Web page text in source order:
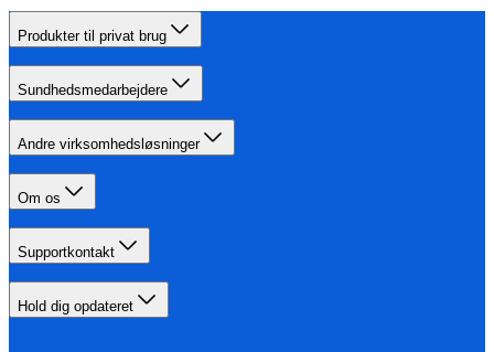
Produkter til privat brug
Sundhedsmedarbejdere
Andre virksomhedsløsninger
Om os
Supportkontakt
Hold dig opdateret